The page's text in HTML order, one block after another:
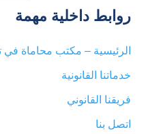
روابط داخلية مهمة
الرئيسية – مكتب محاماة في
خدماتنا القانونية
فريقنا القانوني
اتصل بنا